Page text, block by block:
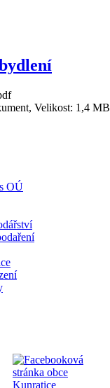
Velikost: 1,4 MB
OÚ